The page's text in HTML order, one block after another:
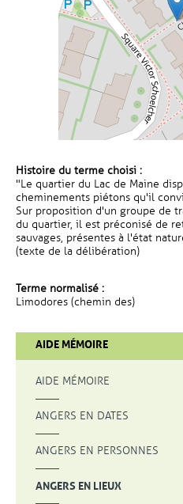
Histoire du terme choisi :
"Le quartier du Lac de Maine
cheminements piétons qu'il
Sur proposition d'un groupe de
du quartier, il est préconisé de
sauvages, présentes à l'état
(texte de la délibération)
Terme normalisé :
Limodores (chemin des)
AIDE MÉMOIRE
AIDE MÉMOIRE
ANGERS EN DATES
ANGERS EN PERSONNES
ANGERS EN LIEUX